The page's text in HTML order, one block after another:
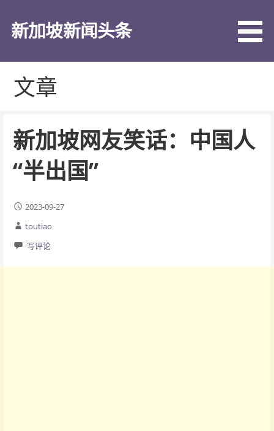
新加坡新闻头条
文章
新加坡网友笑话：中国人
“半出国”
2023-09-27
toutiao
写评论